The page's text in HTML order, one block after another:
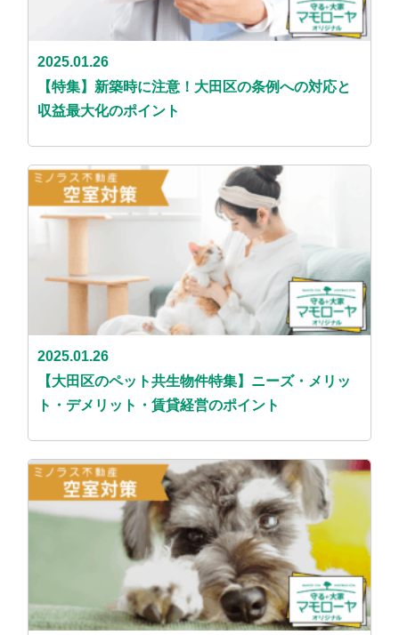
2025.01.26
【特集】新築時に注意！大田区の条例への対応と
収益最大化のポイント
2025.01.26
【大田区のペット共生物件特集】ニーズ・メリッ
ト・デメリット・賃貸経営のポイント